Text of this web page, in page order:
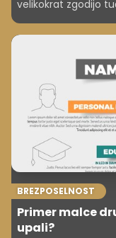
velikokrat zgodijo
vaš stolček ali vas
podrobnosti, na
postati tarča
meja zelo tanka,
BREZPOSELNOST
Primer malce
upali?